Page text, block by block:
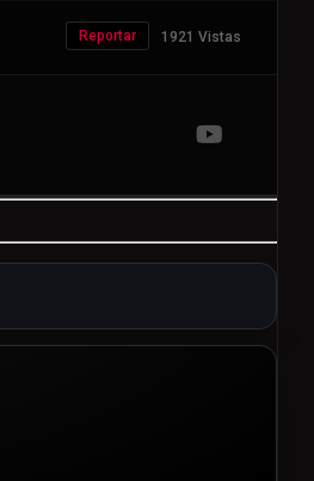
1921 Vistas
Reportar